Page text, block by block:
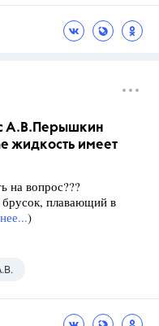
А.В.Перышкин
жидкость имеет
на вопрос???
плавающий в
)